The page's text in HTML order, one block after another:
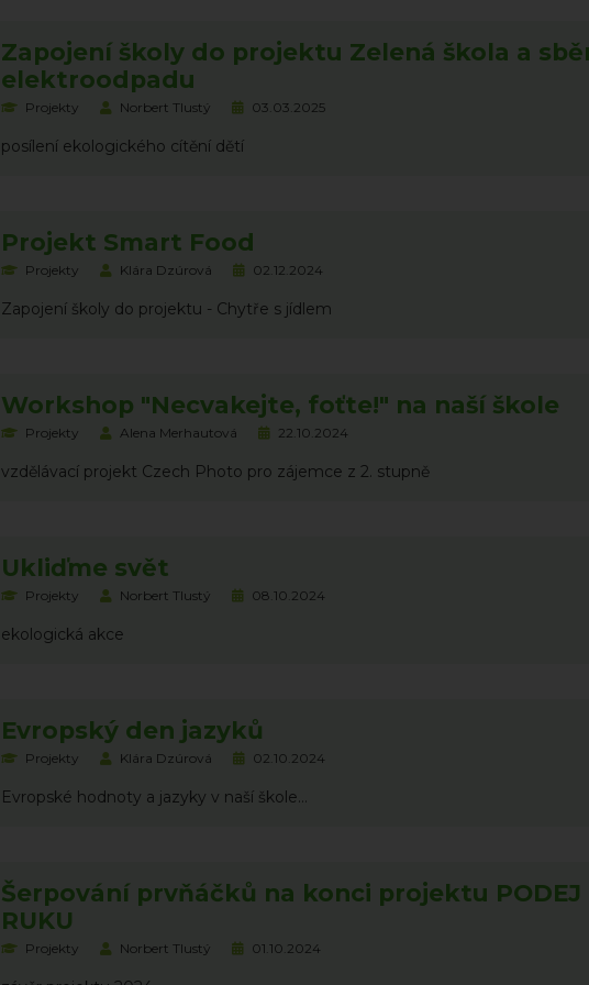
Zapojení školy do projektu Zelená škola a
elektroodpadu
Projekty Norbert Tlustý 03.03.2025
posílení ekologického cítění dětí
Projekt Smart Food
Projekty Klára Dzúrová 02.12.2024
Zapojení školy do projektu - Chytře s jídlem
Workshop "Necvakejte, foťte!" na naší škole
Projekty Alena Merhautová 22.10.2024
vzdělávací projekt Czech Photo pro zájemce z 2. stupně
Ukliďme svět
Projekty Norbert Tlustý 08.10.2024
ekologická akce
Evropský den jazyků
Projekty Klára Dzúrová 02.10.2024
Evropské hodnoty a jazyky v naší škole…
Šerpování prvňáčků na konci projektu PODEJ
RUKU
Projekty Norbert Tlustý 01.10.2024